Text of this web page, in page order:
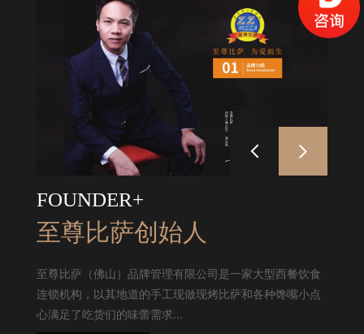
FOUNDER+
至尊比萨创始人
至尊比萨（佛山）品牌管理有限公司是一家大型西餐饮食
连锁机构，以其地道的手工现做现烤比萨和各种馋嘴小点
心满足了吃货们的味蕾需求...